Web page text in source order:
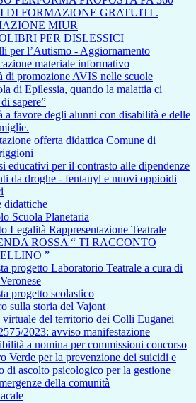
DI FORMAZIONE GRATUITI .
MIUR
PER DISLESSICI
per l’Autismo - Aggiornamento
materiale informativo
di promozione AVIS nelle scuole
di Epilessia, quando la malattia ci
sapere”
a favore degli alunni con disabilità e delle
offerta didattica Comune di
educativi per il contrasto alle dipendenze
da droghe - fentanyl e nuovi oppioidi
didattiche
Scuola Planetaria
Legalità Rappresentazione Teatrale
ROSSA “ TI RACCONTO
”
progetto Laboratorio Teatrale a cura di
progetto scolastico
sulla storia del Vajont
virtuale del territorio dei Colli Euganei
2023: avviso manifestazione
a nomina per commissioni concorso
Verde per la prevenzione dei suicidi e
di ascolto psicologico per la gestione
della comunità